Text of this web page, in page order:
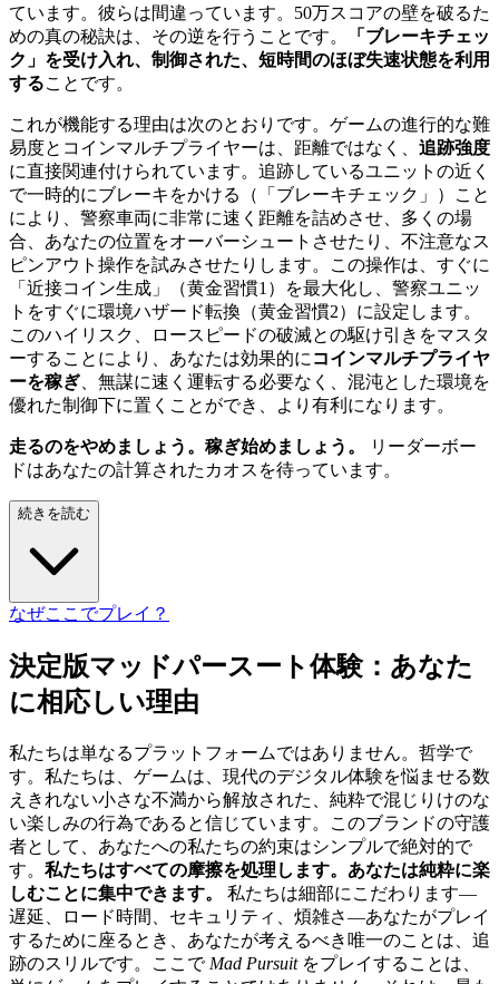
ています。彼らは間違っています。50万スコアの壁を破るた
めの真の秘訣は、その逆を行うことです。
「ブレーキチェッ
ク」を受け入れ、制御された、短時間のほぼ失速状態を利用
することです。
これが機能する理由は次のとおりです。ゲームの進行的な難
易度とコインマルチプライヤーは、距離ではなく、 追跡強度
に直接関連付けられています。追跡しているユニットの近く
で一時的にブレーキをかける（「ブレーキチェック」）こと
により、警察車両に非常に速く距離を詰めさせ、多くの場
合、あなたの位置をオーバーシュートさせたり、不注意なス
ピンアウト操作を試みさせたりします。この操作は、すぐに
「近接コイン生成」（黄金習慣1）を最大化し、警察ユニッ
トをすぐに環境ハザード転換（黄金習慣2）に設定します。
このハイリスク、ロースピードの破滅との駆け引きをマスタ
ーすることにより、あなたは効果的に コインマルチプライヤ
ーを稼ぎ 、無謀に速く運転する必要なく、混沌とした環境を
優れた制御下に置くことができ、より有利になります。
走るのをやめましょう。稼ぎ始めましょう。
リーダーボー
ドはあなたの計算されたカオスを待っています。
続きを読む
なぜここでプレイ？
決定版マッドパースート体験：あなた
に相応しい理由
私たちは単なるプラットフォームではありません。哲学で
す。私たちは、ゲームは、現代のデジタル体験を悩ませる数
えきれない小さな不満から解放された、純粋で混じりけのな
い楽しみの行為であると信じています。このブランドの守護
者として、あなたへの私たちの約束はシンプルで絶対的で
す。 私たちはすべての摩擦を処理します。あなたは純粋に楽
しむことに集中できます。
私たちは細部にこだわります—
遅延、ロード時間、セキュリティ、煩雑さ—あなたがプレイ
するために座るとき、あなたが考えるべき唯一のことは、追
跡のスリルです。ここで Mad Pursuitをプレイすることは、